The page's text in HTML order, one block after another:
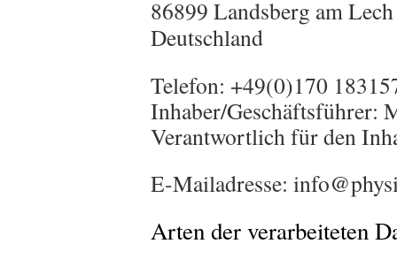
86899 Landsberg am Lech
Deutschland
Telefon: +49(0)170
Inhaber/Geschäftsführer:
Verantwortlich für den
E-Mailadresse:
Arten der verarbeiteten